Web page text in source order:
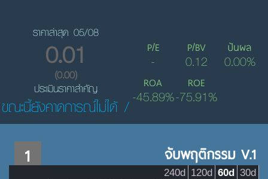
ราคาล่าสุด 05/08
0.01
(0.00)
ประเมินราคาสำคัญ
ขณะนี้ยังคาดการณ์ไม่ได้ /
P/E
-
P/BV
0.12
ปันผล
0.00%
ROA
-45.89%
ROE
-75.91%
1 จับพฤติกรรม V.1
30d
60d
120d
240d